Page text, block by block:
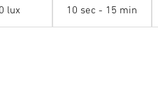
lux 10 sec - 15 min